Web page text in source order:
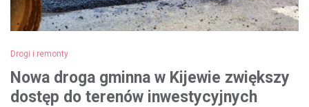
Drogi i remonty
Nowa droga gminna w Kijewie zwiększy
dostęp do terenów inwestycyjnych